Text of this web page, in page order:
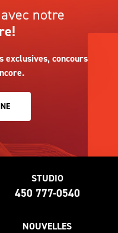
avec notre
exclusives, concours
STUDIO
450 777-0540
NOUVELLES